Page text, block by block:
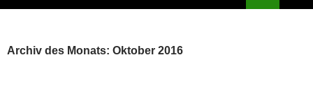
Archiv des Monats: Oktober 2016